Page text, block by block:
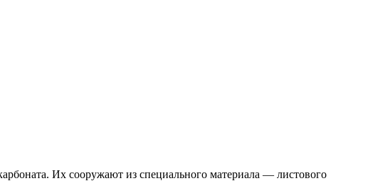
Их сооружают из специального материала — листового